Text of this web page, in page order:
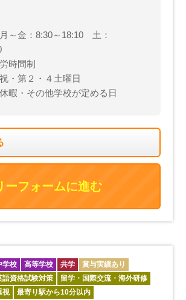
～金：8:30～18:10 土：
時間制
・第２・４土曜日
暇・その他学校が定める日
ーフォームに進む
学校 高等学校 共学
賞与実績あり
語資格試験対策
留学・国際交流・海外研修
視
最寄り駅から10分以内